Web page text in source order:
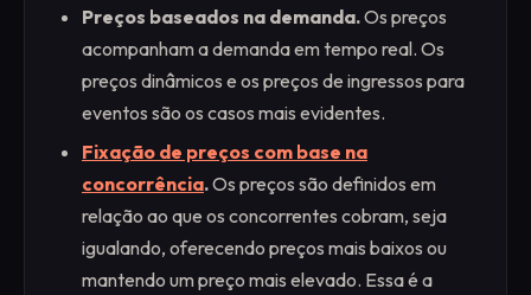
Preços baseados na demanda.Os preços
acompanham a demanda em tempo real. Os
preços dinâmicos e os preços de ingressos para
eventos são os casos mais evidentes.
Fixação de preços com base na
concorrência.Os preços são definidos em
relação ao que os concorrentes cobram, seja
igualando, oferecendo preços mais baixos ou
mantendo um preço mais elevado. Essa é a